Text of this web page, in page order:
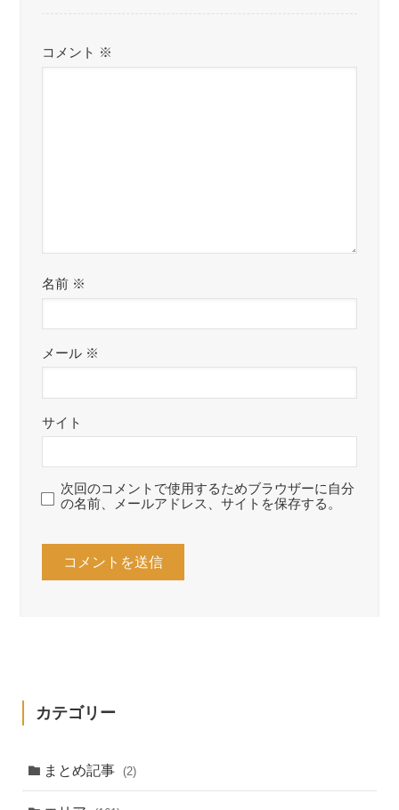
コメント ※
名前 ※
メール ※
サイト
次回のコメントで使用するためブラウザーに自分
の名前、メールアドレス、サイトを保存する。
カテゴリー
まとめ記事 (2)